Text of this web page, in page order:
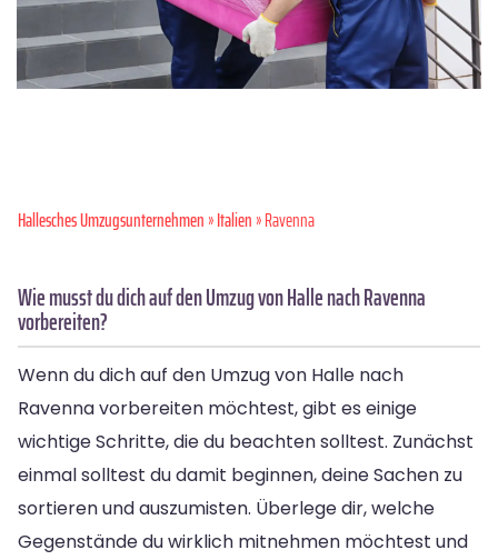
Hallesches Umzugsunternehmen»Italien» Ravenna
Wie musst du dich auf den Umzug von Halle nach Ravenna
vorbereiten?
Wenn du dich auf den Umzug von Halle nach
Ravenna vorbereiten möchtest, gibt es einige
wichtige Schritte, die du beachten solltest. Zunächst
einmal solltest du damit beginnen, deine Sachen zu
sortieren und auszumisten. Überlege dir, welche
Gegenstände du wirklich mitnehmen möchtest und